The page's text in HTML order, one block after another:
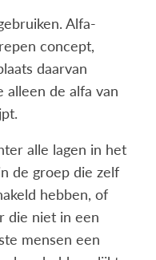
Alfa-
concept,
daarvan
alleen de alfa van
alle lagen in het
de groep die zelf
hebben, of
die niet in een
mensen een